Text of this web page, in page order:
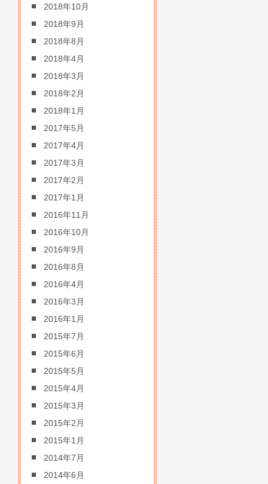
2018年10月
2018年9月
2018年8月
2018年4月
2018年3月
2018年2月
2018年1月
2017年5月
2017年4月
2017年3月
2017年2月
2017年1月
2016年11月
2016年10月
2016年9月
2016年8月
2016年4月
2016年3月
2016年1月
2015年7月
2015年6月
2015年5月
2015年4月
2015年3月
2015年2月
2015年1月
2014年7月
2014年6月